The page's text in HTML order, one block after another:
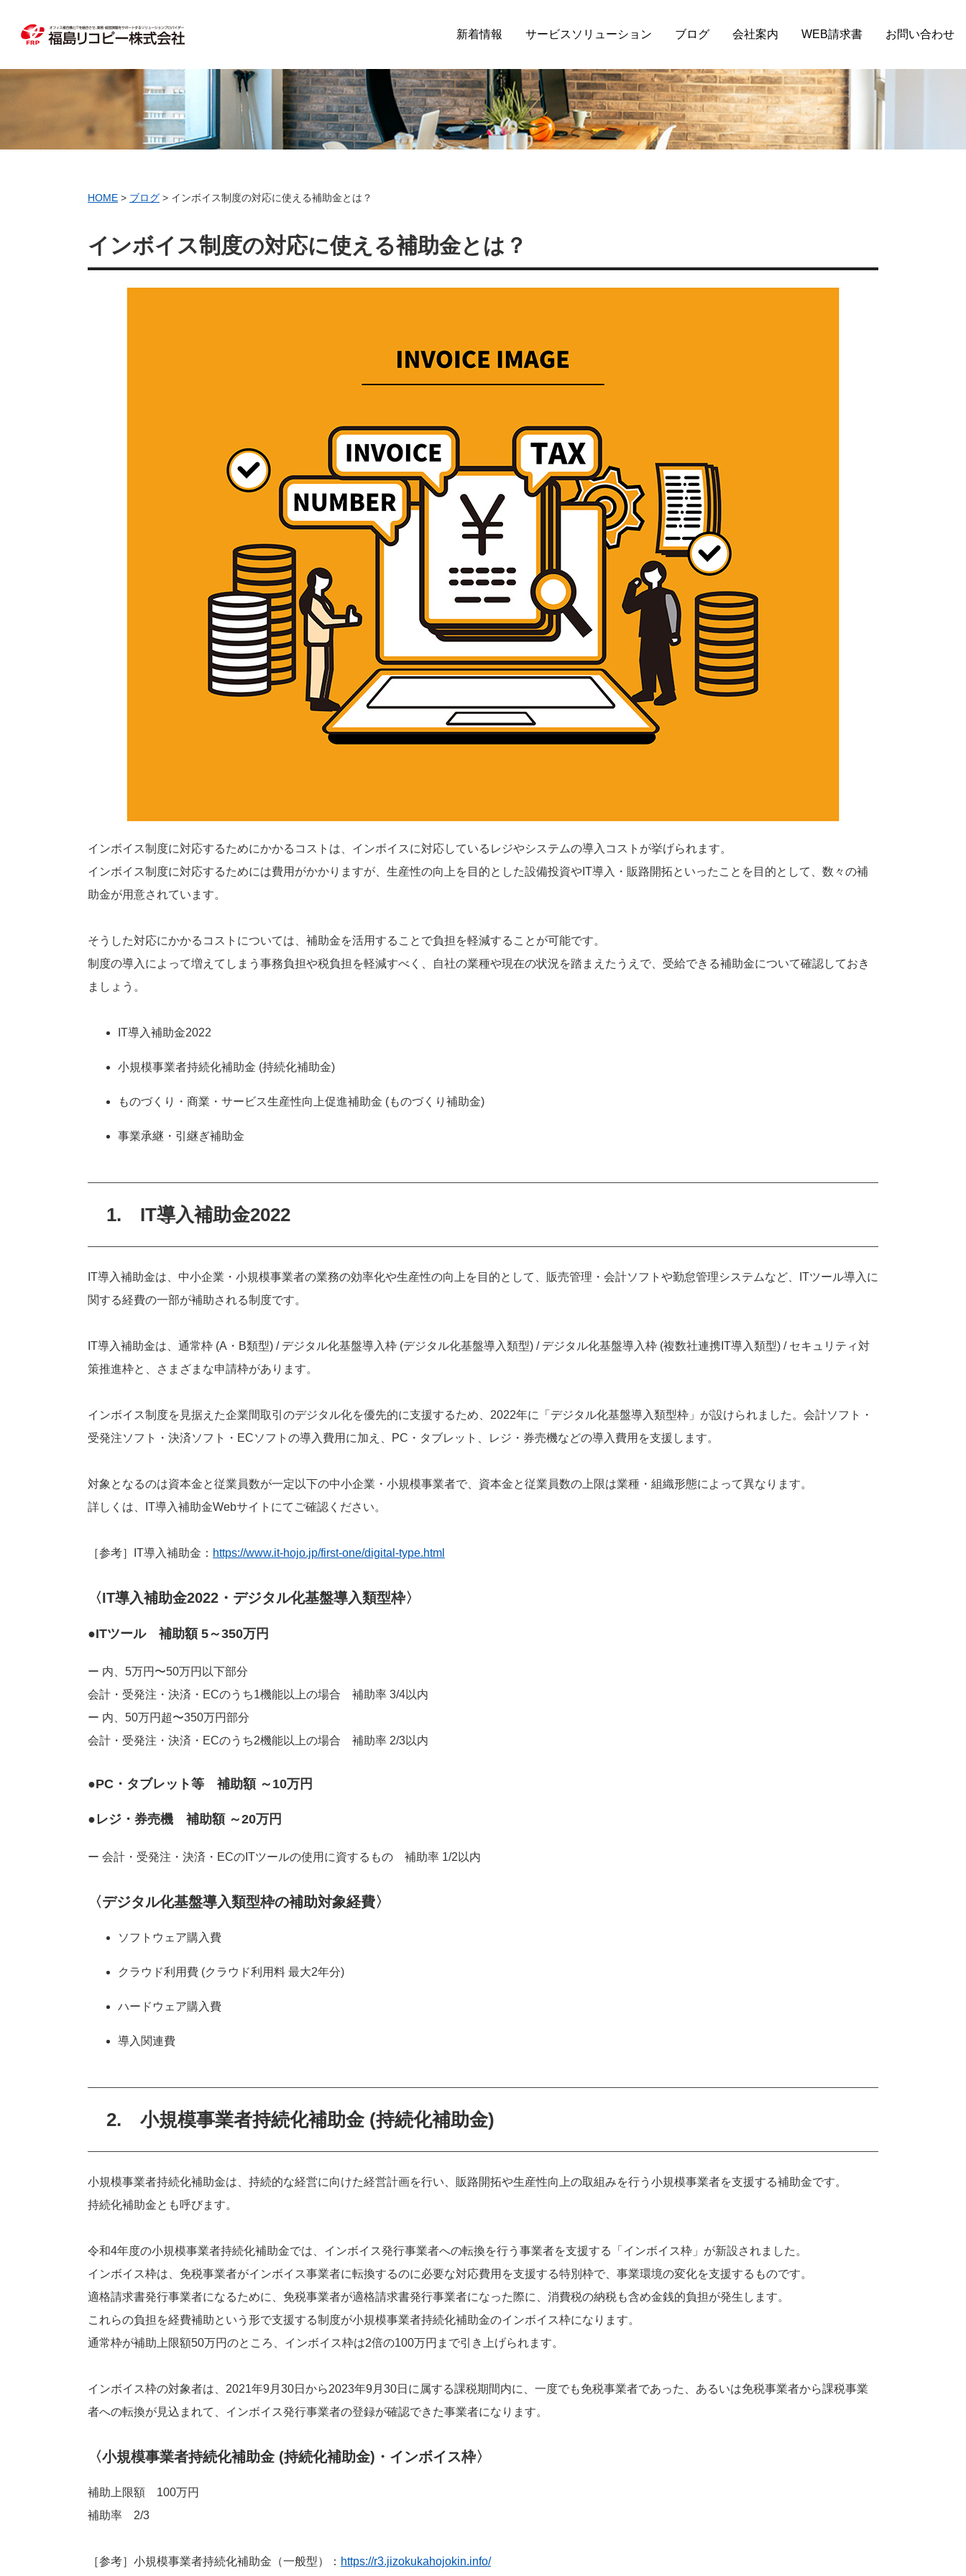
新着情報 サービスソリューション ブログ 会社案内 WEB請求書 お問い合わせ
HOME > ブログ > インボイス制度の対応に使える補助金とは？
インボイス制度の対応に使える補助金とは？
インボイス制度に対応するためにかかるコストは、インボイスに対応しているレジやシステムの導入コストが挙げられます。
インボイス制度に対応するためには費用がかかりますが、生産性の向上を目的とした設備投資やIT導入・販路開拓といったことを目的として、数々の補
助金が用意されています。
そうした対応にかかるコストについては、補助金を活用することで負担を軽減することが可能です。
制度の導入によって増えてしまう事務負担や税負担を軽減すべく、自社の業種や現在の状況を踏まえたうえで、受給できる補助金について確認しておき
ましょう。
IT導入補助金2022
小規模事業者持続化補助金 (持続化補助金)
ものづくり・商業・サービス生産性向上促進補助金 (ものづくり補助金)
事業承継・引継ぎ補助金
1. IT導入補助金2022
IT導入補助金は、中小企業・小規模事業者の業務の効率化や生産性の向上を目的として、販売管理・会計ソフトや勤怠管理システムなど、ITツール導入に
関する経費の一部が補助される制度です。
IT導入補助金は、通常枠 (A・B類型) / デジタル化基盤導入枠 (デジタル化基盤導入類型) / デジタル化基盤導入枠 (複数社連携IT導入類型) / セキュリティ対
策推進枠と、さまざまな申請枠があります。
インボイス制度を見据えた企業間取引のデジタル化を優先的に支援するため、2022年に「デジタル化基盤導入類型枠」が設けられました。会計ソフト・
受発注ソフト・決済ソフト・ECソフトの導入費用に加え、PC・タブレット、レジ・券売機などの導入費用を支援します。
対象となるのは資本金と従業員数が一定以下の中小企業・小規模事業者で、資本金と従業員数の上限は業種・組織形態によって異なります。
詳しくは、IT導入補助金Webサイトにてご確認ください。
［参考］IT導入補助金： https://www.it-hojo.jp/first-one/digital-type.html
〈IT導入補助金2022・デジタル化基盤導入類型枠〉
●ITツール 補助額 5～350万円
ー 内、5万円〜50万円以下部分
会計・受発注・決済・ECのうち1機能以上の場合 補助率 3/4以内
ー 内、50万円超〜350万円部分
会計・受発注・決済・ECのうち2機能以上の場合 補助率 2/3以内
●PC・タブレット等 補助額 ～10万円
●レジ・券売機 補助額 ～20万円
ー 会計・受発注・決済・ECのITツールの使用に資するもの 補助率 1/2以内
〈デジタル化基盤導入類型枠の補助対象経費〉
ソフトウェア購入費
クラウド利用費 (クラウド利用料 最大2年分)
ハードウェア購入費
導入関連費
2. 小規模事業者持続化補助金 (持続化補助金)
小規模事業者持続化補助金は、持続的な経営に向けた経営計画を行い、販路開拓や生産性向上の取組みを行う小規模事業者を支援する補助金です。
持続化補助金とも呼びます。
令和4年度の小規模事業者持続化補助金では、インボイス発⾏事業者への転換を行う事業者を支援する「インボイス枠」が新設されました。
インボイス枠は、免税事業者がインボイス事業者に転換するのに必要な対応費用を支援する特別枠で、事業環境の変化を支援するものです。
適格請求書発行事業者になるために、免税事業者が適格請求書発行事業者になった際に、消費税の納税も含め金銭的負担が発生します。
これらの負担を経費補助という形で支援する制度が小規模事業者持続化補助金のインボイス枠になります。
通常枠が補助上限額50万円のところ、インボイス枠は2倍の100万円まで引き上げられます。
インボイス枠の対象者は、2021年9月30日から2023年9月30日に属する課税期間内に、一度でも免税事業者であった、あるいは免税事業者から課税事業
者への転換が見込まれて、インボイス発行事業者の登録が確認できた事業者になります。
〈小規模事業者持続化補助金 (持続化補助金)・インボイス枠〉
補助上限額 100万円
補助率 2/3
［参考］小規模事業者持続化補助金（一般型）： https://r3.jizokukahojokin.info/